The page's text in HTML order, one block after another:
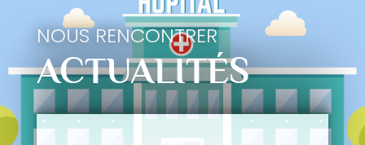
NOUS RENCONTRER
ACTUALITÉS